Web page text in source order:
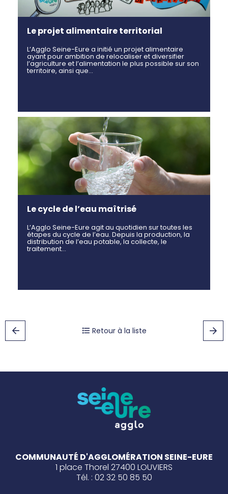
Le projet alimentaire territorial
L’Agglo Seine-Eure a initié un projet alimentaire
ayant pour ambition de relocaliser et diversifier
l’agriculture et l’alimentation le plus possible sur son
territoire, ainsi que…
Le cycle de l’eau maîtrisé
L’Agglo Seine-Eure agit au quotidien sur toutes les
étapes du cycle de l’eau. Depuis la production, la
distribution de l’eau potable, la collecte, le
traitement…
Retour à la liste
COMMUNAUTÉ D'AGGLOMÉRATION SEINE-EURE
1 place Thorel 27400 LOUVIERS
Tél. : 02 32 50 85 50